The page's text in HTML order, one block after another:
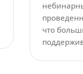
что